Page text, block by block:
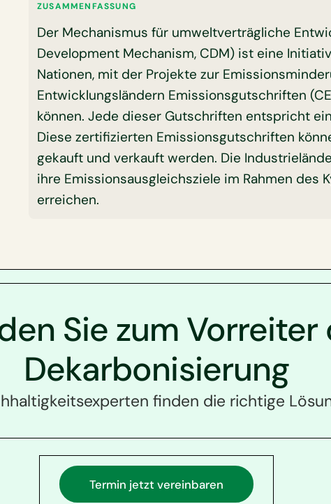
ZUSAMMENFASSUNG
Der Mechanismus für umweltverträgliche
Development Mechanism, CDM) ist eine
Nationen, mit der Projekte zur
Entwicklungsländern Emissionsgutschriften
können. Jede dieser Gutschriften entspricht
Diese zertifizierten Emissionsgutschriften
gekauft und verkauft werden. Die
ihre Emissionsausgleichsziele im Rahmen des
erreichen.
Sie zum Vorreiter
Dekarbonisierung
finden die richtige
Termin jetzt vereinbaren